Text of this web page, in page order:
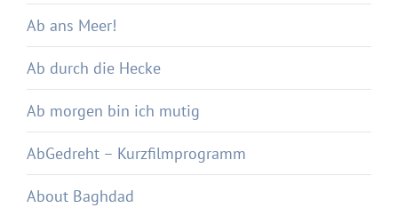
Ab ans Meer!
Ab durch die Hecke
Ab morgen bin ich mutig
AbGedreht – Kurzfilmprogramm
About Baghdad